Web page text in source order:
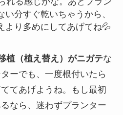
い分すぐ乾いちゃうから、
より多めにしてあげてね💦
植（植え替え）がニガテな
ーでも、一度根付いたら
てあげようね。もし最初
なら、迷わずプランター